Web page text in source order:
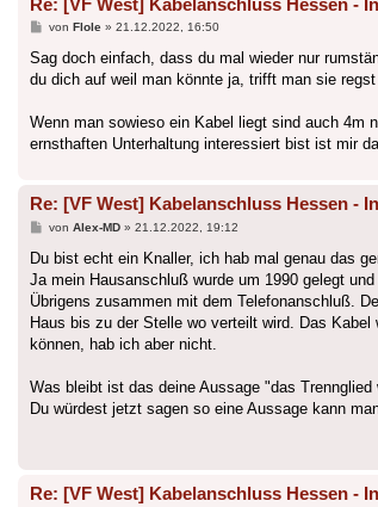
Beitrag
von Flole» 21.12.2022, 16:50
Sag doch einfach, dass du mal wieder nur
du dich auf weil man könnte ja, trifft man sie
Wenn man sowieso ein Kabel liegt sind auch 4m
ernsthaften Unterhaltung interessiert bist ist mir
Re: [VF West] Kabelanschluss Hessen -
Beitrag
von Alex-MD» 21.12.2022, 19:12
Du bist echt ein Knaller, ich hab mal genau das
Ja mein Hausanschluß wurde um 1990 gelegt
Übrigens zusammen mit dem Telefonanschluß.
Haus bis zu der Stelle wo verteilt wird. Das
können, hab ich aber nicht.
Was bleibt ist das deine Aussage "das
Du würdest jetzt sagen so eine Aussage kann
Re: [VF West] Kabelanschluss Hessen -